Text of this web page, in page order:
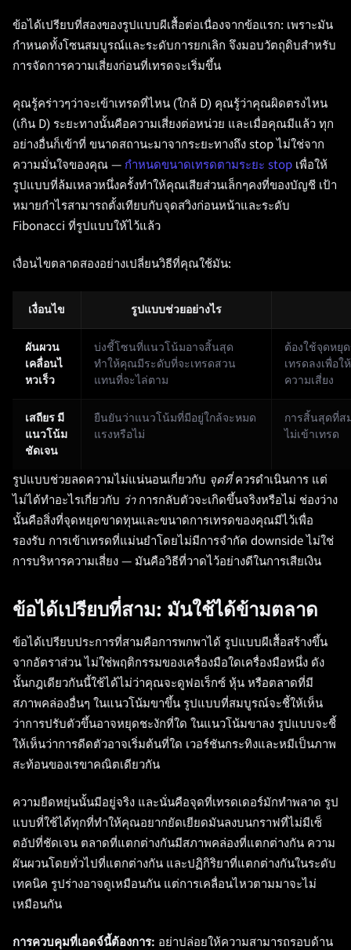
ข้อได้เปรียบที่สองของรูปแบบผีเสื้อต่อเนื่องจากข้อแรก: เพราะมัน
กำหนดทั้งโซนสมบูรณ์และระดับการยกเลิก จึงมอบวัตถุดิบสำหรับ
การจัดการความเสี่ยงก่อนที่เทรดจะเริ่มขึ้น
คุณรู้คร่าวๆว่าจะเข้าเทรดที่ไหน (ใกล้ D) คุณรู้ว่าคุณผิดตรงไหน
(เกิน D) ระยะทางนั้นคือความเสี่ยงต่อหน่วย และเมื่อคุณมีแล้ว ทุก
อย่างอื่นก็เข้าที่ ขนาดสถานะมาจากระยะทางถึง stop ไม่ใช่จาก
ความมั่นใจของคุณ — กำหนดขนาดเทรดตามระยะ stop เพื่อให้
รูปแบบที่ล้มเหลวหนึ่งครั้งทำให้คุณเสียส่วนเล็กๆคงที่ของบัญชี เป้า
หมายกำไรสามารถตั้งเทียบกับจุดสวิงก่อนหน้าและระดับ
Fibonacci ที่รูปแบบให้ไว้แล้ว
เงื่อนไขตลาดสองอย่างเปลี่ยนวิธีที่คุณใช้มัน:
เงื่อนไข รูปแบบช่วยอย่างไร
ผันผวน
เคลื่อนไ
หวเร็ว
บ่งชี้โซนที่แนวโน้มอาจสิ้นสุด
ทำให้คุณมีระดับที่จะเทรดสวน
แทนที่จะไล่ตาม
ต้องใช้จุดหยุ
เทรดลงเพื่อ
ความเสี่ยง
เสถียร มี
แนวโน้ม
ชัดเจน
ยืนยันว่าแนวโน้มที่มีอยู่ใกล้จะหมด
แรงหรือไม่
การสิ้นสุดที่ส
ไม่เข้าเทรด
รูปแบบช่วยลดความไม่แน่นอนเกี่ยวกับ จุดที่ควรดำเนินการ แต่
ไม่ได้ทำอะไรเกี่ยวกับ ว่าการกลับตัวจะเกิดขึ้นจริงหรือไม่ ช่องว่าง
นั้นคือสิ่งที่จุดหยุดขาดทุนและขนาดการเทรดของคุณมีไว้เพื่อ
รองรับ การเข้าเทรดที่แม่นยำโดยไม่มีการจำกัด downside ไม่ใช่
การบริหารความเสี่ยง — มันคือวิธีที่วาดไว้อย่างดีในการเสียเงิน
ข้อได้เปรียบที่สาม: มันใช้ได้ข้ามตลาด
ข้อได้เปรียบประการที่สามคือการพกพาได้ รูปแบบผีเสื้อสร้างขึ้น
จากอัตราส่วน ไม่ใช่พฤติกรรมของเครื่องมือใดเครื่องมือหนึ่ง ดัง
นั้นกฎเดียวกันนี้ใช้ได้ไม่ว่าคุณจะดูฟอเร็กซ์ หุ้น หรือตลาดที่มี
สภาพคล่องอื่นๆ ในแนวโน้มขาขึ้น รูปแบบที่สมบูรณ์จะชี้ให้เห็น
ว่าการปรับตัวขึ้นอาจหยุดชะงักที่ใด ในแนวโน้มขาลง รูปแบบจะชี้
ให้เห็นว่าการดีดตัวอาจเริ่มต้นที่ใด เวอร์ชันกระทิงและหมีเป็นภาพ
สะท้อนของเรขาคณิตเดียวกัน
ความยืดหยุ่นนั้นมีอยู่จริง และนั่นคือจุดที่เทรดเดอร์มักทำพลาด รูป
แบบที่ใช้ได้ทุกที่ทำให้คุณอยากยัดเยียดมันลงบนกราฟที่ไม่มีเซ็
ตอัปที่ชัดเจน ตลาดที่แตกต่างกันมีสภาพคล่องที่แตกต่างกัน ความ
ผันผวนโดยทั่วไปที่แตกต่างกัน และปฏิกิริยาที่แตกต่างกันในระดับ
เทคนิค รูปร่างอาจดูเหมือนกัน แต่การเคลื่อนไหวตามมาจะไม่
เหมือนกัน
การควบคุมที่เอดจ์นี้ต้องการ: อย่าปล่อยให้ความสามารถรอบด้าน